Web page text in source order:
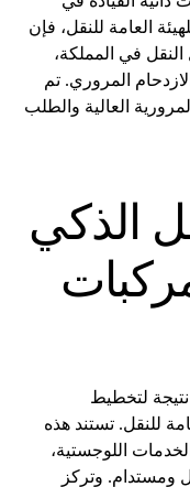
العامة للنقل، فإن
في المملكة،
المروري. تم
العالية والطلب
الذكي
لتخطيط
للنقل. تستند هذه
اللوجستية،
ومستدام. وتركز